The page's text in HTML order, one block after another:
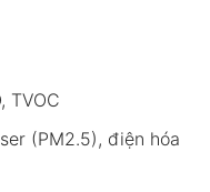
TVOC
(PM2.5), điện hóa